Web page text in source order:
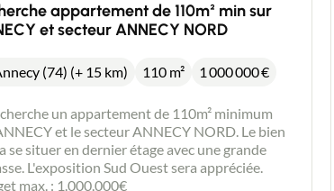
appartement de 110m² min sur
et secteur ANNECY NORD
(74) (+ 15 km) 110 m² 1 000 000€
un appartement de 110m² minimum
et le secteur ANNECY NORD. Le bien
se situer en dernier étage avec une grande
L'exposition Sud Ouest sera appréciée.
max. : 1.000.000€